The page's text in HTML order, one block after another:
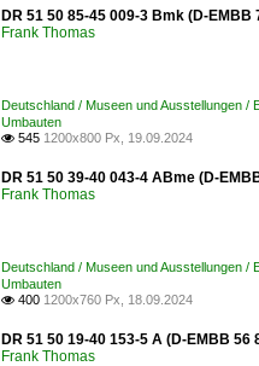
DR 51 50 85-45 009-3 Bmk (D-
Frank Thomas
Deutschland / Museen und Ausstellungen /
Umbauten
 545 1200x800 Px, 19.09.2024
DR 51 50 39-40 043-4 ABme (D-
Frank Thomas
Deutschland / Museen und Ausstellungen /
Umbauten
 400 1200x760 Px, 18.09.2024
DR 51 50 19-40 153-5 A (D-EMBB
Frank Thomas